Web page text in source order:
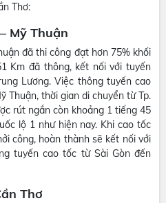
Thơ:
Mỹ Thuận
đã thi công đạt hơn 75% khối
Km đã thông, kết nối với tuyến
Lương. Việc thông tuyến cao
Thuận, thời gian di chuyển từ Tp.
rút ngắn còn khoảng 1 tiếng 45
lộ 1 như hiện nay. Khi cao tốc
công, hoàn thành sẽ kết nối với
tuyến cao tốc từ Sài Gòn đến
Thơ